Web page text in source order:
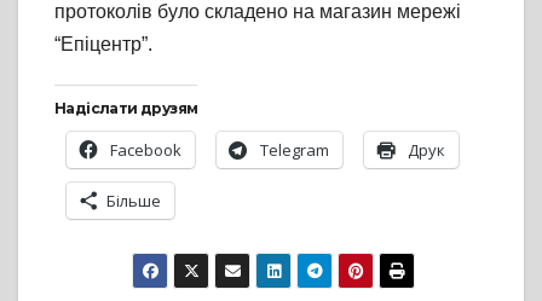
протоколів було складено на магазин мережі
“Епіцентр”.
Надіслати друзям
Facebook Telegram Друк
Більше